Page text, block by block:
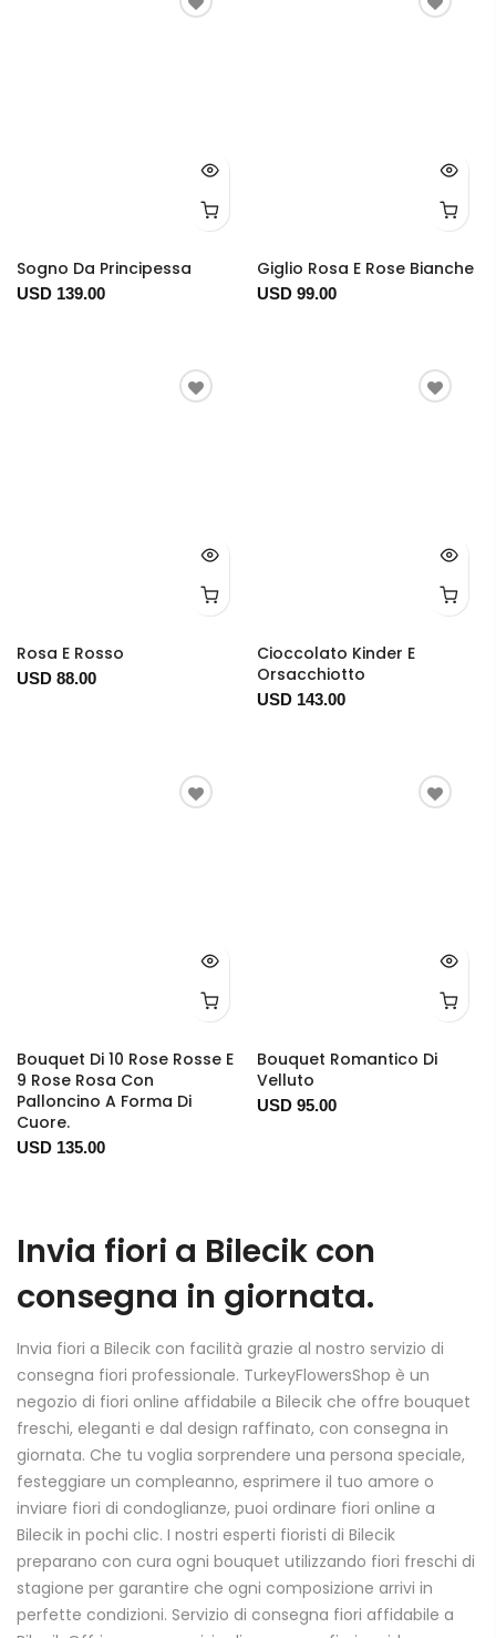
Sogno Da Principessa
USD 139.00
Giglio Rosa E Rose Bianche
USD 99.00
Rosa E Rosso
USD 88.00
Cioccolato Kinder E
Orsacchiotto
USD 143.00
Bouquet Di 10 Rose Rosse E
9 Rose Rosa Con
Palloncino A Forma Di
Cuore.
USD 135.00
Bouquet Romantico Di
Velluto
USD 95.00
Invia fiori a Bilecik con
consegna in giornata.
Invia fiori a Bilecik con facilità grazie al nostro servizio di
consegna fiori professionale. TurkeyFlowersShop è un
negozio di fiori online affidabile a Bilecik che offre bouquet
freschi, eleganti e dal design raffinato, con consegna in
giornata. Che tu voglia sorprendere una persona speciale,
festeggiare un compleanno, esprimere il tuo amore o
inviare fiori di condoglianze, puoi ordinare fiori online a
Bilecik in pochi clic. I nostri esperti fioristi di Bilecik
preparano con cura ogni bouquet utilizzando fiori freschi di
stagione per garantire che ogni composizione arrivi in
perfette condizioni. Servizio di consegna fiori affidabile a